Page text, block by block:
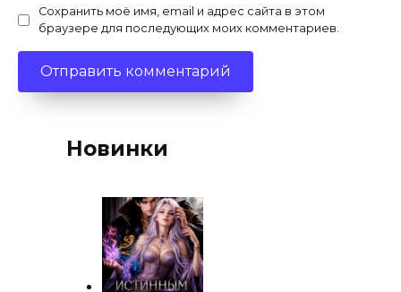
Сохранить моё имя, email и адрес сайта в этом
браузере для последующих моих комментариев.
Новинки